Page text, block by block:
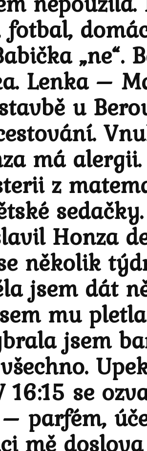
„ne“.
Lenka –
u
má
z
Honza
několik
jsem dát
mu
jsem
se
parfém,
mě